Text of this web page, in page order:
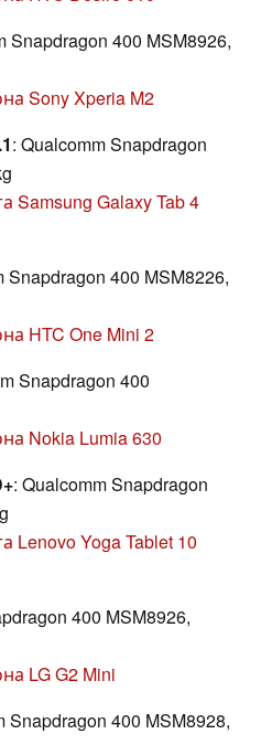
Snapdragon 400 MSM8926,
Sony Xperia M2
: Qualcomm Snapdragon
Samsung Galaxy Tab 4
Snapdragon 400 MSM8226,
HTC One Mini 2
Snapdragon 400
Nokia Lumia 630
: Qualcomm Snapdragon
Lenovo Yoga Tablet 10
400 MSM8926,
LG G2 Mini
Snapdragon 400 MSM8928,